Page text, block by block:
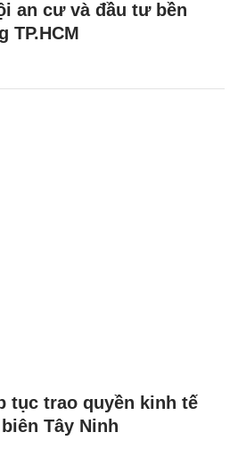
an cư và đầu tư bền
TP.HCM
tục trao quyền kinh tế
Tây Ninh